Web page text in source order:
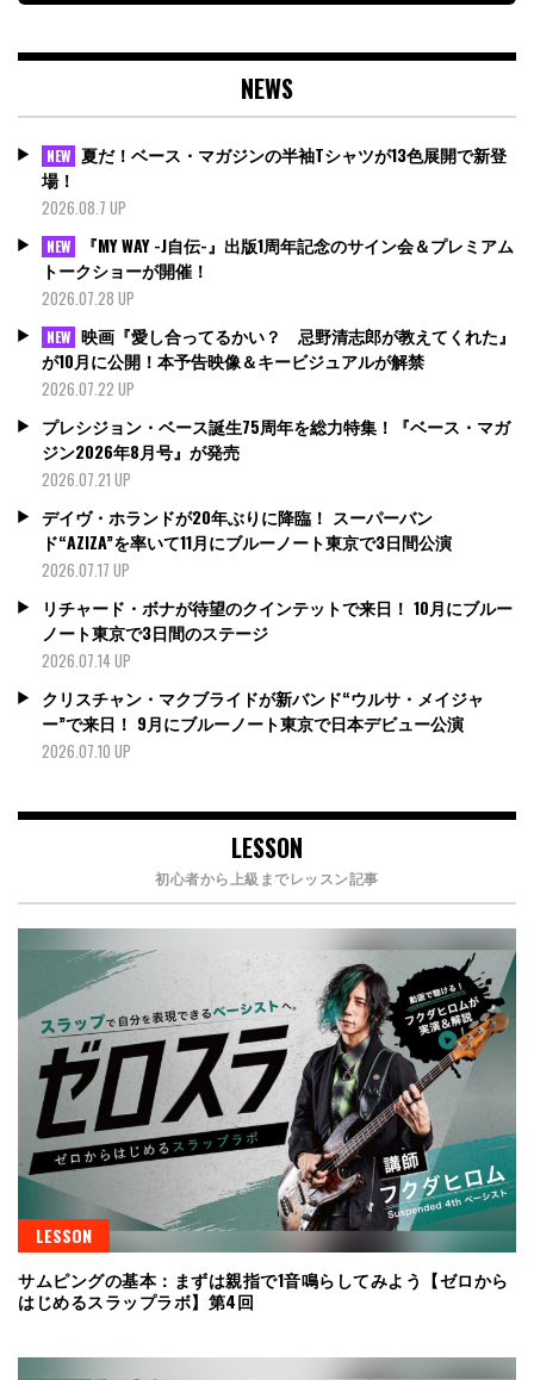
NEWS
NEW 夏だ！ベース・マガジンの半袖Tシャツが13色展開で新登
場！
2026.08.7 UP
NEW
『MY WAY -J自伝-』出版1周年記念のサイン会＆プレミアム
トークショーが開催！
2026.07.28 UP
NEW 映画『愛し合ってるかい？ 忌野清志郎が教えてくれた』
が10月に公開！本予告映像＆キービジュアルが解禁
2026.07.22 UP
プレシジョン・ベース誕生75周年を総力特集！『ベース・マガ
ジン2026年8月号』が発売
2026.07.21 UP
デイヴ・ホランドが20年ぶりに降臨！ スーパーバン
ド“AZIZA”を率いて11月にブルーノート東京で3日間公演
2026.07.17 UP
リチャード・ボナが待望のクインテットで来日！ 10月にブルー
ノート東京で3日間のステージ
2026.07.14 UP
クリスチャン・マクブライドが新バンド“ウルサ・メイジャ
ー”で来日！ 9月にブルーノート東京で日本デビュー公演
2026.07.10 UP
LESSON
初心者から上級までレッスン記事
LESSON
サムピングの基本：まずは親指で1音鳴らしてみよう【ゼロから
はじめるスラップラボ】第4回